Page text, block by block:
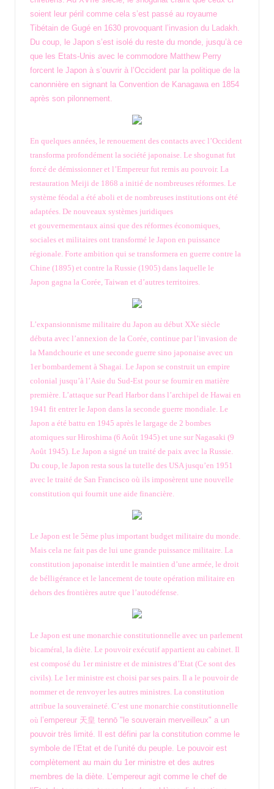
soient leur péril comme cela s’est passé au royaume
Tibétain de Gugé en 1630 provoquant l’invasion du Ladakh.
Du coup, le Japon s’est isolé du reste du monde, jusqu’à ce
que les Etats-Unis avec le commodore Matthew Perry
forcent le Japon à s’ouvrir à l’Occident par la politique de la
canonnière en signant la Convention de Kanagawa en 1854
après son pilonnement.
En quelques années, le renouement des contacts avec l’Occident
transforma profondément la société japonaise. Le shogunat fut
forcé de démissionner et l’Empereur fut remis au pouvoir. La
restauration Meiji de 1868 a initié de nombreuses réformes. Le
système féodal a été aboli et de nombreuses institutions ont été
adaptées. De nouveaux systèmes juridiques
et gouvernementaux ainsi que des réformes économiques,
sociales et militaires ont transformé le Japon en puissance
régionale. Forte ambition qui se transformera en guerre contre la
Chine (1895) et contre la Russie (1905) dans laquelle le
Japon gagna la Corée, Taiwan et d’autres territoires.
L’expansionnisme militaire du Japon au début XXe siècle
débuta avec l’annexion de la Corée, continue par l’invasion de
la Mandchourie et une seconde guerre sino japonaise avec un
1er bombardement à Shagai. Le Japon se construit un empire
colonial jusqu’à l’Asie du Sud-Est pour se fournir en matière
première. L’attaque sur Pearl Harbor dans l’archipel de Hawai en
1941 fit entrer le Japon dans la seconde guerre mondiale. Le
Japon a été battu en 1945 après le largage de 2 bombes
atomiques sur Hiroshima (6 Août 1945) et une sur Nagasaki (9
Août 1945). Le Japon a signé un traité de paix avec la Russie.
Du coup, le Japon resta sous la tutelle des USA jusqu’en 1951
avec le traité de San Francisco où ils imposèrent une nouvelle
constitution qui fournit une aide financière.
Le Japon est le 5ème plus important budget militaire du monde.
Mais cela ne fait pas de lui une grande puissance militaire. La
constitution japonaise interdit le maintien d’une armée, le droit
de bélligérance et le lancement de toute opération militaire en
dehors des frontières autre que l’autodéfense.
Le Japon est une monarchie constitutionnelle avec un parlement
bicaméral, la diète. Le pouvoir exécutif appartient au cabinet. Il
est composé du 1er ministre et de ministres d’Etat (Ce sont des
civils). Le 1er ministre est choisi par ses pairs. Il a le pouvoir de
nommer et de renvoyer les autres ministres. La constitution
attribue la souveraineté. C’est une monarchie constitutionnelle
où l’empereur 天皇 tennō "le souverain merveilleux" a un
pouvoir très limité. Il est défini par la constitution comme le
symbole de l’Etat et de l’unité du peuple. Le pouvoir est
complètement au main du 1er ministre et des autres
membres de la diète. L’empereur agit comme le chef de